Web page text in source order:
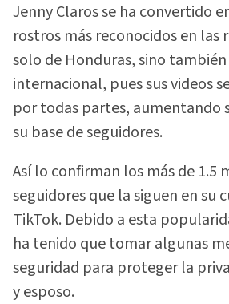
Jenny Claros se ha convertido
rostros más reconocidos en las
solo de Honduras, sino
internacional, pues sus videos
por todas partes, aumentando
su base de seguidores.
Así lo confirman los más de 1.5
seguidores que la siguen en su
TikTok. Debido a esta
ha tenido que tomar algunas
seguridad para proteger la
y esposo.